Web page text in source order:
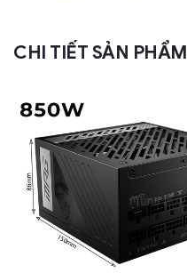
CHI TIẾT SẢN PHẨM